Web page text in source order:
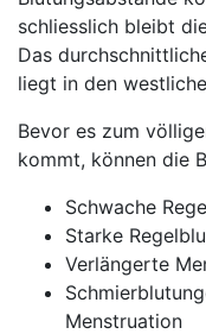
schliesslich bleibt
Das
liegt in den
Bevor es zum
kommt, können die
Schwache
Starke
Verlängerte
Menstruation